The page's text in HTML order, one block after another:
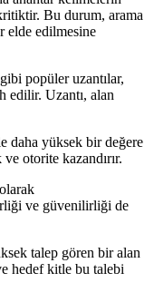
Bu durum, arama
elde edilmesine
popüler uzantılar,
edilir. Uzantı, alan
daha yüksek bir değere
otorite kazandırır.
ve güvenilirliği de
talep gören bir alan
hedef kitle bu talebi